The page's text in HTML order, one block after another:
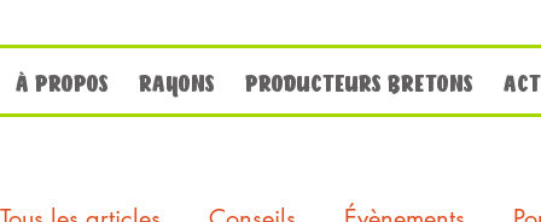
À PROPOS RAYONS PRODUCTEURS BRETONS